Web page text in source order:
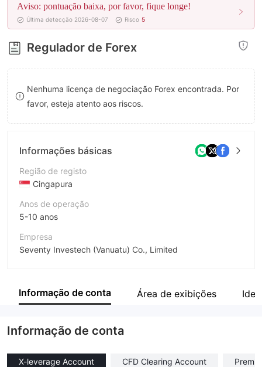
8
9
8
9
Aviso: pontuação baixa, por favor, fique longe!
Última detecção 2026-08-07 Risco 5
Regulador de Forex
Nenhuma licença de negociação Forex encontrada. Por
favor, esteja atento aos riscos.
Informações básicas
Região de registo
Cingapura
Anos de operação
5-10 anos
Empresa
Seventy Investech (Vanuatu) Co., Limited
Funcionário da empresa
Informação de conta Área de exibições
Informação de conta
X-leverage Account CFD Clearing Account